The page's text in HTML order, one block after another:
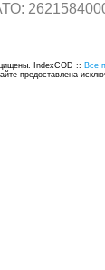
IndexCOD :: Все
предоставлена